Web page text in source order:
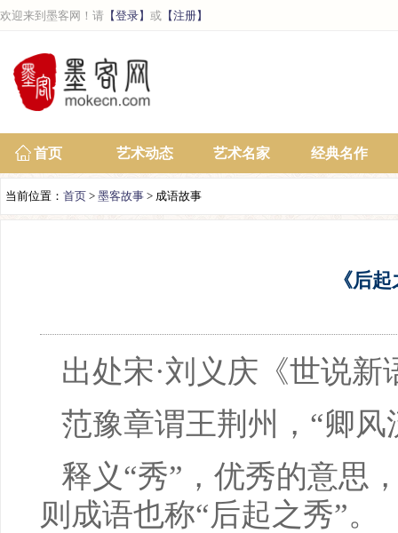
欢迎来到墨客网！请 【登录】 或 【注册】
首页 艺术动态 艺术名家 经典名作
当前位置： 首页 > 墨客故事 > 成语故事
《后
出处宋·刘义庆《世说新
范豫章谓王荆州，“卿
释义“秀”，优秀的意思
则成语也称“后起之秀”。